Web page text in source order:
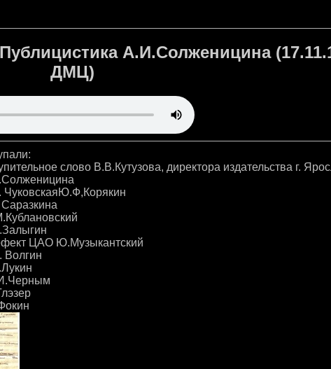
А.И.Солженицина
ДМЦ)
слово В.В.Кутузова, директора издательства г.
ЧуковскаяЮ.Ф,Корякин
ЦАО Ю.Музыкантский
Волгин